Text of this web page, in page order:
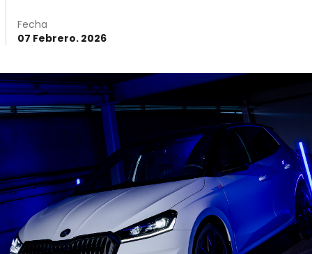
Fecha
07 Febrero. 2026